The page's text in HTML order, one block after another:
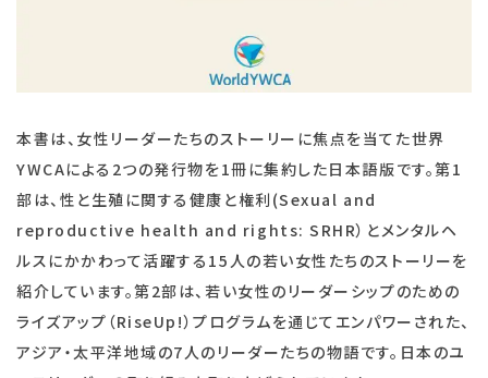
本書は、女性リーダーたちのストーリーに焦点を当てた世界
YWCAによる2つの発行物を1冊に集約した日本語版です。第1
部は、性と生殖に関する健康と権利(Sexual and
reproductive health and rights: SRHR）とメンタルヘ
ルスにかかわって活躍する15人の若い女性たちのストーリーを
紹介しています。第2部は、若い女性のリーダーシップのための
ライズアップ（RiseUp!）プログラムを通じてエンパワーされた、
アジア・太平洋地域の7人のリーダーたちの物語です。日本のユ